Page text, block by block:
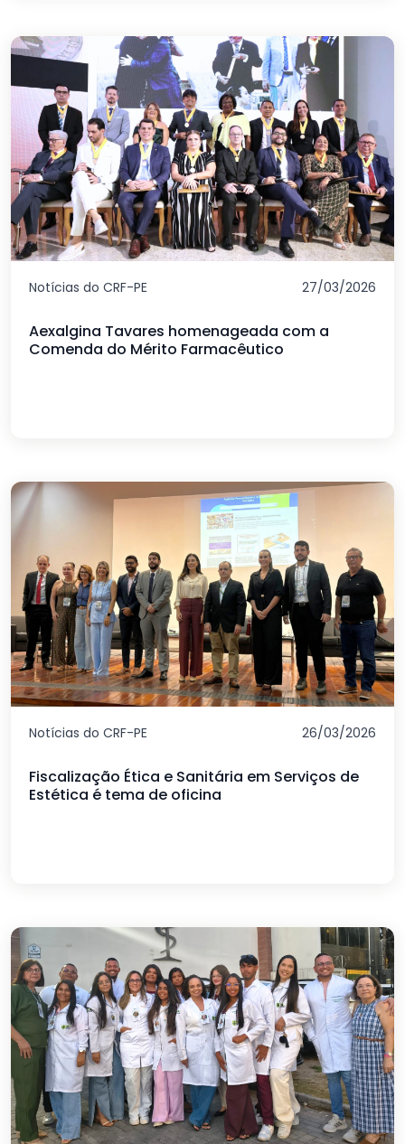
Notícias do CRF-PE 27/03/2026
Aexalgina Tavares homenageada com a
Comenda do Mérito Farmacêutico
Notícias do CRF-PE 26/03/2026
Fiscalização Ética e Sanitária em Serviços de
Estética é tema de oficina